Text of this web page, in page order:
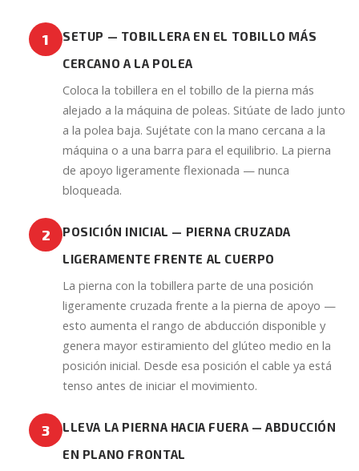
1
SETUP — TOBILLERA EN EL TOBILLO MÁS
CERCANO A LA POLEA
Coloca la tobillera en el tobillo de la pierna más
alejado a la máquina de poleas. Sitúate de lado junto
a la polea baja. Sujétate con la mano cercana a la
máquina o a una barra para el equilibrio. La pierna
de apoyo ligeramente flexionada — nunca
bloqueada.
2
POSICIÓN INICIAL — PIERNA CRUZADA
LIGERAMENTE FRENTE AL CUERPO
La pierna con la tobillera parte de una posición
ligeramente cruzada frente a la pierna de apoyo —
esto aumenta el rango de abducción disponible y
genera mayor estiramiento del glúteo medio en la
posición inicial. Desde esa posición el cable ya está
tenso antes de iniciar el movimiento.
3
LLEVA LA PIERNA HACIA FUERA — ABDUCCIÓN
EN PLANO FRONTAL